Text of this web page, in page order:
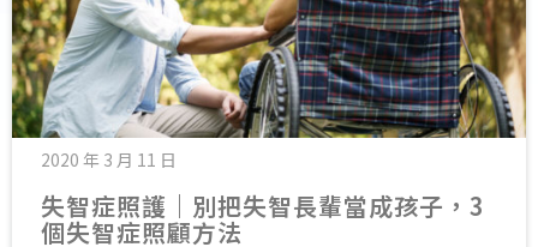
2020 年 3 月 11 日
失智症照護｜別把失智長輩當成孩子，3
個失智症照顧方法